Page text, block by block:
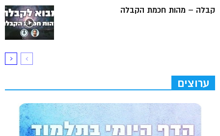
קבלה – מהות חכמת הקבלה
ערוצים